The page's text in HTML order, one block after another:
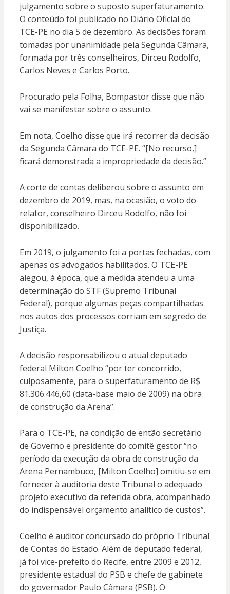
julgamento sobre o suposto superfaturamento.
O conteúdo foi publicado no Diário Oficial do
TCE-PE no dia 5 de dezembro. As decisões foram
tomadas por unanimidade pela Segunda Câmara,
formada por três conselheiros, Dirceu Rodolfo,
Carlos Neves e Carlos Porto.
Procurado pela Folha, Bompastor disse que não
vai se manifestar sobre o assunto.
Em nota, Coelho disse que irá recorrer da decisão
da Segunda Câmara do TCE-PE. “[No recurso,]
ficará demonstrada a impropriedade da decisão.”
A corte de contas deliberou sobre o assunto em
dezembro de 2019, mas, na ocasião, o voto do
relator, conselheiro Dirceu Rodolfo, não foi
disponibilizado.
Em 2019, o julgamento foi a portas fechadas, com
apenas os advogados habilitados. O TCE-PE
alegou, à época, que a medida atendeu a uma
determinação do STF (Supremo Tribunal
Federal), porque algumas peças compartilhadas
nos autos dos processos corriam em segredo de
Justiça.
A decisão responsabilizou o atual deputado
federal Milton Coelho “por ter concorrido,
culposamente, para o superfaturamento de R$
81.306.446,60 (data-base maio de 2009) na obra
de construção da Arena”.
Para o TCE-PE, na condição de então secretário
de Governo e presidente do comitê gestor “no
período da execução da obra de construção da
Arena Pernambuco, [Milton Coelho] omitiu-se em
fornecer à auditoria deste Tribunal o adequado
projeto executivo da referida obra, acompanhado
do indispensável orçamento analítico de custos”.
Coelho é auditor concursado do próprio Tribunal
de Contas do Estado. Além de deputado federal,
já foi vice-prefeito do Recife, entre 2009 e 2012,
presidente estadual do PSB e chefe de gabinete
do governador Paulo Câmara (PSB). O